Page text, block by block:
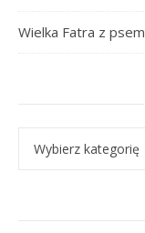
Wielka Fatra z psem